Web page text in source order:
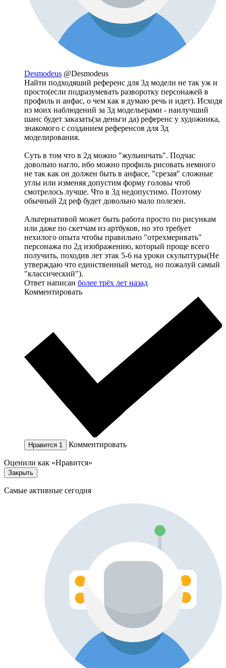
Desmodeus @Desmodeus
Найти подходяший референс для 3д модели не так уж и
просто(если подразумевать разворотку персонажей в
профиль и анфас, о чем как я думаю речь и идет). Исходя
из моих наблюдений за 3д модельерами - наилучший
шанс будет заказать(за деньги да) референс у художника,
знакомого с созданием референсов для 3д
моделирования.
Суть в том что в 2д можно "жульничать". Подчас
довольно нагло, ибо можно профиль рисовать немного
не так как он должен быть в анфасе, "срезая" сложные
углы или изменяя допустим форму головы чтоб
смотрелось лучше. Что в 3д недопустимо. Поэтому
обычный 2д реф будет довольно мало полезен.
Альтернативой может быть работа просто по рисункам
или даже по скетчам из артбуков, но это требует
нехилого опыта чтобы правильно "отрехмеривать"
персонажа по 2д изображению, который проще всего
получить, походив лет этак 5-6 на уроки скульптуры(Не
утверждаю что единственный метод, но пожалуй самый
"классический").
Ответ написан более трёх лет назад
Комментировать
Нравится 1 Комментировать
Оценили как «Нравится»
Закрыть
Самые активные сегодня